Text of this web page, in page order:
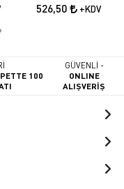
526,50 +KDV
100
GÜVENLİ -
ONLINE
ALIŞVERİŞ